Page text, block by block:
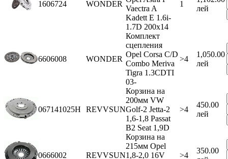
1606724 WONDER
Vaectra A
Kadett E 1.6i-
1.7D 200x14
1
лей
6606008 WONDER
Комплект
сцепления
Opel Corsa C/D
Combo Meriva
Tigra 1.3CDTI
03-
>4
1,050.00
лей
067141025H REVVSUN
Корзина на
200мм VW
Golf-2 Jetta-2
1,6-1,8 Passat
В2 Seat 1,9D
>4
450.00
лей
0666002 REVVSUN
Корзина на
215мм Opel
1,8-2,0 16V
>4
350.00